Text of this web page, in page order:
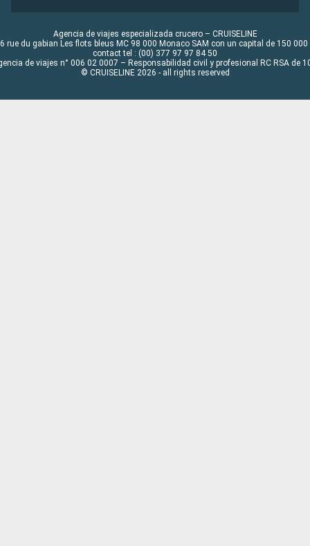
Agencia de viajes especializada crucero – CRUISELINE
rue du gabian Les flots bleus MC 98 000 Monaco SAM con un capital de 150 000
contact tel : (00) 377 97 97 84 50
de viajes n° 006 02 0007 – Responsabilidad civil y profesional RC RSA de
© CRUISELINE 2026 - all rights reserved